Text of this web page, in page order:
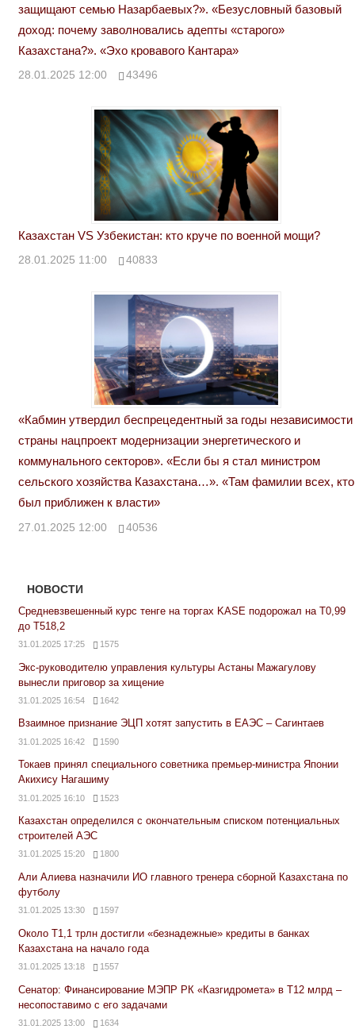
защищают семью Назарбаевых?». «Безусловный базовый
доход: почему заволновались адепты «старого»
Казахстана?». «Эхо кровавого Кантара»
28.01.2025 12:00 43496
Казахстан VS Узбекистан: кто круче по военной мощи?
28.01.2025 11:00 40833
«Кабмин утвердил беспрецедентный за годы независимости
страны нацпроект модернизации энергетического и
коммунального секторов». «Если бы я стал министром
сельского хозяйства Казахстана…». «Там фамилии всех, кто
был приближен к власти»
27.01.2025 12:00 40536
НОВОСТИ
Средневзвешенный курс тенге на торгах KASE подорожал на Т0,99
до Т518,2
31.01.2025 17:25 1575
Экс-руководителю управления культуры Астаны Мажагулову
вынесли приговор за хищение
31.01.2025 16:54 1642
Взаимное признание ЭЦП хотят запустить в ЕАЭС – Сагинтаев
31.01.2025 16:42 1590
Токаев принял специального советника премьер-министра Японии
Акихису Нагашиму
31.01.2025 16:10 1523
Казахстан определился с окончательным списком потенциальных
строителей АЭС
31.01.2025 15:20 1800
Али Алиева назначили ИО главного тренера сборной Казахстана по
футболу
31.01.2025 13:30 1597
Около Т1,1 трлн достигли «безнадежные» кредиты в банках
Казахстана на начало года
31.01.2025 13:18 1557
Сенатор: Финансирование МЭПР РК «Казгидромета» в Т12 млрд –
несопоставимо с его задачами
31.01.2025 13:00 1634